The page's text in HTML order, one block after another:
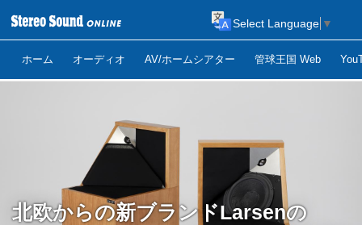
ホーム オーディオ AV/ホームシアター 管球王国 Web
Select Language ▼
北欧からの新ブランドLarsenの